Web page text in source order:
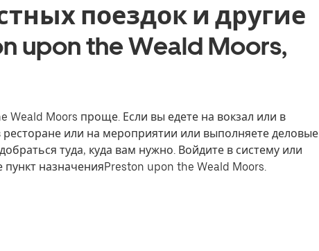
поездок и другие
upon the Weald Moors,
Weald Moors проще. Если вы едете на вокзал или в
ресторане или на мероприятии или выполняете деловые
туда, куда вам нужно. Войдите в систему или
назначенияPreston upon the Weald Moors.